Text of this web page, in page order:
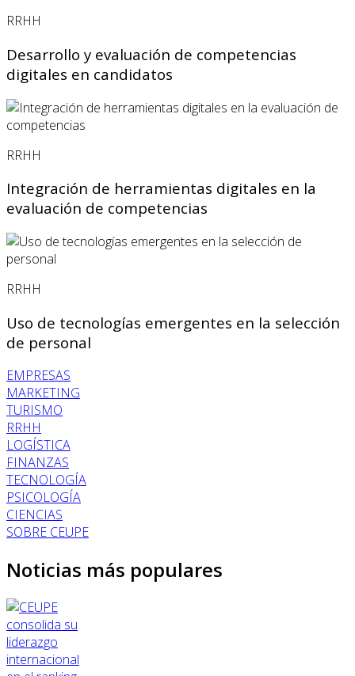
RRHH
Desarrollo y evaluación de competencias
digitales en candidatos
RRHH
Integración de herramientas digitales en la
evaluación de competencias
RRHH
Uso de tecnologías emergentes en la selección
de personal
EMPRESAS
MARKETING
TURISMO
RRHH
LOGÍSTICA
FINANZAS
TECNOLOGÍA
PSICOLOGÍA
CIENCIAS
SOBRE CEUPE
Noticias más populares